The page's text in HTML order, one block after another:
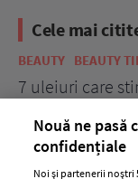
Cele mai
BEAUTY BEAUTY
7 uleiuri care
Nouă ne pasă
confidențiale
Noi și partenerii noștri